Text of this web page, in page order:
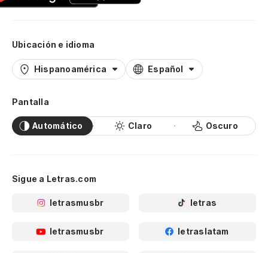
Ubicación e idioma
Hispanoamérica Español
Pantalla
Automático Claro Oscuro
Sigue a Letras.com
letrasmusbr letras
letrasmusbr letraslatam